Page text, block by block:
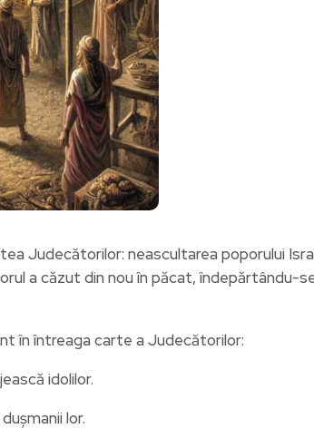
Judecătorilor: neascultarea poporului
a căzut din nou în păcat, îndepărtându-
în întreaga carte a Judecătorilor:
idolilor.
lor.